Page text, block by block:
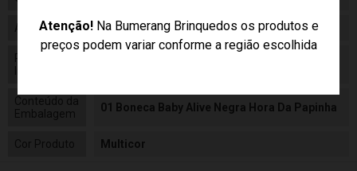
Atenção!Na Bumerang Brinquedos os produtos e
preços podem variar conforme a região escolhida
Alimentação N/a
Pilhas
Conteúdo da
Embalagem
01 Boneca Baby Alive Negra Hora Da Papinha
Cor Produto Multicor